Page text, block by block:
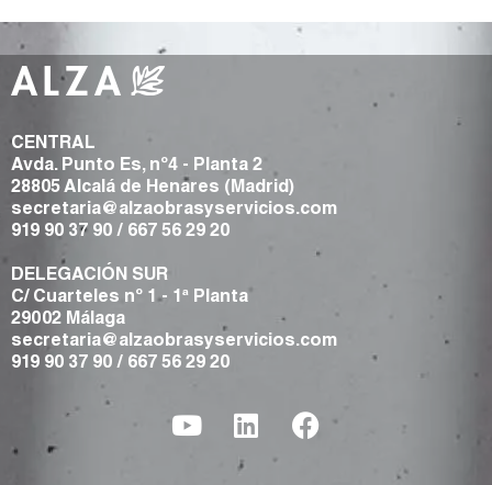
CENTRAL
Avda. Punto Es, nº4 - Planta 2
28805 Alcalá de Henares (Madrid)
secretaria@alzaobrasyservicios.com
919 90 37 90 / 667 56 29 20
DELEGACIÓN SUR
C/ Cuarteles nº 1 - 1ª Planta
29002 Málaga
secretaria@alzaobrasyservicios.com
919 90 37 90 / 667 56 29 20